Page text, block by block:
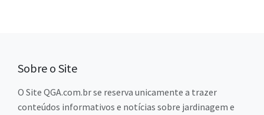
Sobre o Site
O Site QGA.com.br se reserva unicamente a trazer
conteúdos informativos e notícias sobre jardinagem e